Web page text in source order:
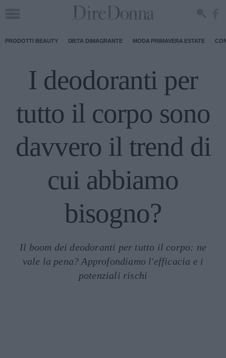
PRODOTTI BEAUTY DIETA DIMAGRANTE MODA PRIMAVERA ESTATE
I deodoranti per
tutto il corpo sono
davvero il trend di
cui abbiamo
bisogno?
Il boom dei deodoranti per tutto il corpo: ne
vale la pena? Approfondiamo l'efficacia e i
potenziali rischi